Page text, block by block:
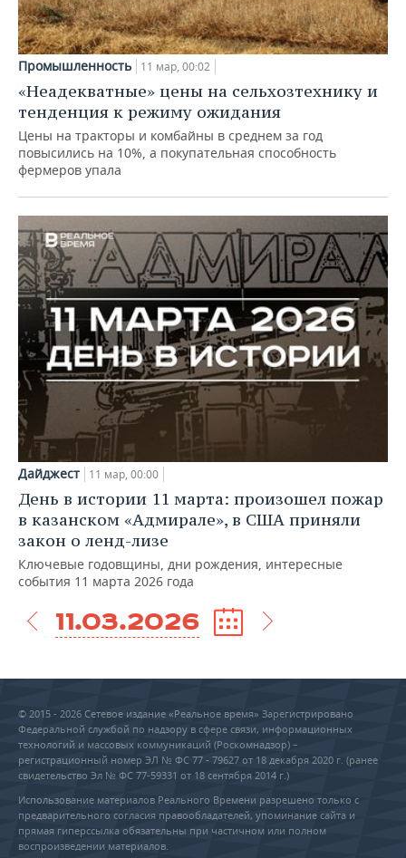
Промышленность 11 мар, 00:02
«Неадекватные» цены на сельхозтехнику и
тенденция к режиму ожидания
Цены на тракторы и комбайны в среднем за год
повысились на 10%, а покупательная способность
фермеров упала
Дайджест 11 мар, 00:00
День в истории 11 марта: произошел пожар
в казанском «Адмирале», в США приняли
закон о ленд-лизе
Ключевые годовщины, дни рождения, интересные
события 11 марта 2026 года
11.03.2026
© 2015 - 2026 Сетевое издание «Реальное время» Зарегистрировано
Федеральной службой по надзору в сфере связи, информационных
технологий и массовых коммуникаций (Роскомнадзор) –
регистрационный номер ЭЛ № ФС 77 - 79627 от 18 декабря 2020 г. (ранее
свидетельство Эл № ФС 77-59331 от 18 сентября 2014 г.)
Использование материалов Реального Времени разрешено только с
предварительного согласия правообладателей, упоминание сайта и
прямая гиперссылка обязательны при частичном или полном
воспроизведении материалов.